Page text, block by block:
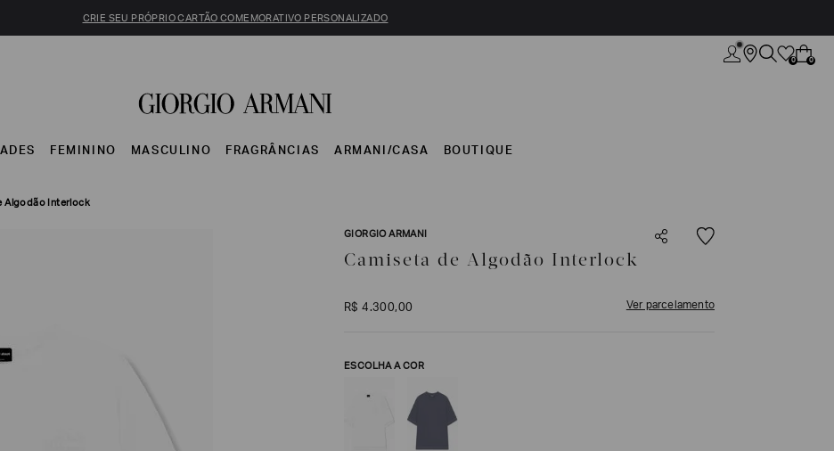
CRIE SEU PRÓPRIO CARTÃO COMEMORATIVO PERSONALIZADO
0 0
FEMININO MASCULINO FRAGRÂNCIAS ARMANI/CASA BOUTIQUE
Algodão Interlock
GIORGIO ARMANI
Camiseta de Algodão Interlock
R$ 4.300,00 Ver parcelamento
ESCOLHA A COR